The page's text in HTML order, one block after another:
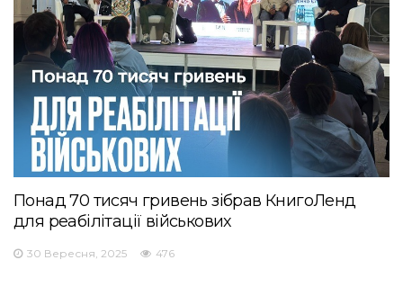
Понад 70 тисяч гривень зібрав КнигоЛенд
для реабілітації військових
30 Вересня, 2025 476